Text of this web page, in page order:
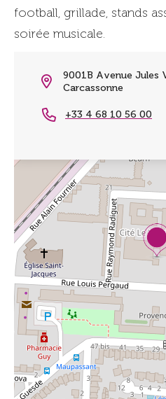
football, grillade, stands
soirée musicale.
9001B Avenue Jules
Carcassonne
+33 4 68 10 56 00